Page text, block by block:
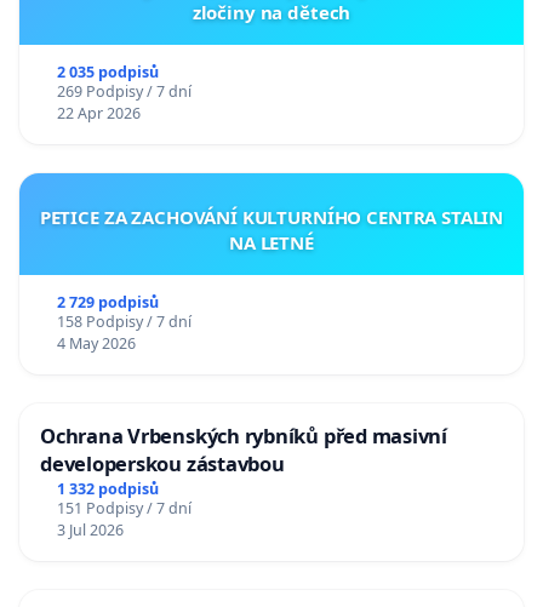
zločiny na dětech
2 035 podpisů
269 Podpisy / 7 dní
22 Apr 2026
PETICE ZA ZACHOVÁNÍ KULTURNÍHO CENTRA STALIN
NA LETNÉ
2 729 podpisů
158 Podpisy / 7 dní
4 May 2026
Ochrana Vrbenských rybníků před masivní
developerskou zástavbou
1 332 podpisů
151 Podpisy / 7 dní
3 Jul 2026